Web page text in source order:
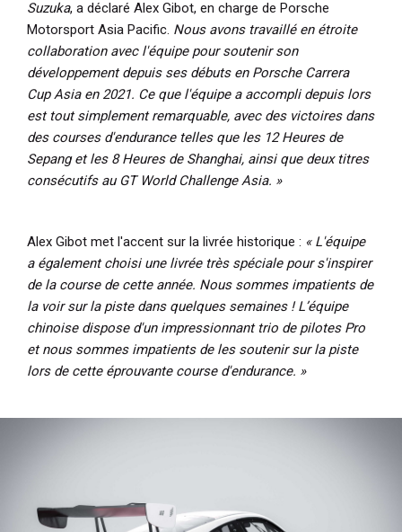
Suzuka, a déclaré Alex Gibot, en charge de Porsche
Motorsport Asia Pacific. Nous avons travaillé en étroite
collaboration avec l'équipe pour soutenir son
développement depuis ses débuts en Porsche Carrera
Cup Asia en 2021. Ce que l'équipe a accompli depuis lors
est tout simplement remarquable, avec des victoires dans
des courses d'endurance telles que les 12 Heures de
Sepang et les 8 Heures de Shanghai, ainsi que deux titres
consécutifs au GT World Challenge Asia. »
Alex Gibot met l'accent sur la livrée historique : « L'équipe
a également choisi une livrée très spéciale pour s'inspirer
de la course de cette année. Nous sommes impatients de
la voir sur la piste dans quelques semaines ! L’équipe
chinoise dispose d'un impressionnant trio de pilotes Pro
et nous sommes impatients de les soutenir sur la piste
lors de cette éprouvante course d'endurance. »